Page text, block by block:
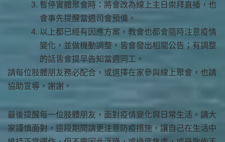
暫停實體聚會時：將會改為線上主日崇拜直播，也
會事先提醒當週司會預備。
以上都已經有因應方案，教會也都會隨時注意疫情
變化，並做機動調整，皆會發出相關公告；有調整
的話皆會提早告知當週同工。
請每位肢體朋友務必配合，或選擇在家參與線上聚會，也請
協助宣導，謝謝。
最後提醒每一位肢體朋友，面對疫情變化與日常生活。請大
家謹慎面對，這段期間請更注意防疫措施，讓自己在生活中